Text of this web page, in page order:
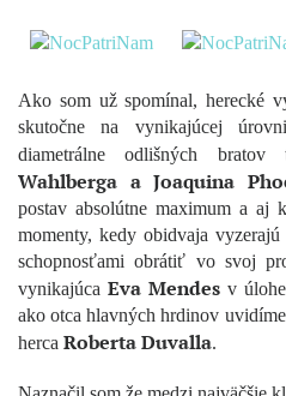
Ako som už spomínal, herecké
skutočne na vynikajúcej
diametrálne odlišných
Wahlberga a Joaquina
postav absolútne maximum a aj
momenty, kedy obidvaja
schopnosťami obrátiť vo svoj
vynikajúca Eva Mendes v
ako otca hlavných hrdinov
herca Roberta Duvalla.